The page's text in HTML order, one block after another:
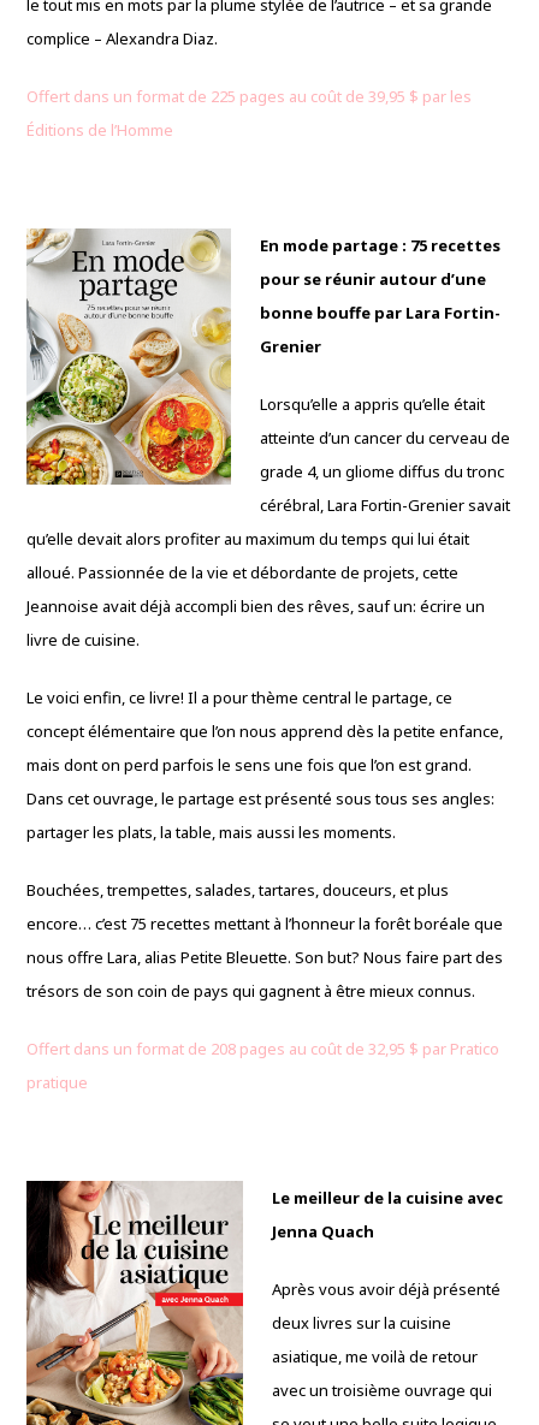
le tout mis en mots par la plume stylée de l’autrice – et sa grande
complice – Alexandra Diaz.
Offert dans un format de 225 pages au coût de 39,95 $ par les
Éditions de l’Homme
En mode partage : 75 recettes
pour se réunir autour d’une
bonne bouffe par Lara Fortin-
Grenier
Lorsqu’elle a appris qu’elle était
atteinte d’un cancer du cerveau de
grade 4, un gliome diffus du tronc
cérébral, Lara Fortin-Grenier savait
qu’elle devait alors profiter au maximum du temps qui lui était
alloué. Passionnée de la vie et débordante de projets, cette
Jeannoise avait déjà accompli bien des rêves, sauf un: écrire un
livre de cuisine.
Le voici enfin, ce livre! Il a pour thème central le partage, ce
concept élémentaire que l’on nous apprend dès la petite enfance,
mais dont on perd parfois le sens une fois que l’on est grand.
Dans cet ouvrage, le partage est présenté sous tous ses angles:
partager les plats, la table, mais aussi les moments.
Bouchées, trempettes, salades, tartares, douceurs, et plus
encore… c’est 75 recettes mettant à l’honneur la forêt boréale que
nous offre Lara, alias Petite Bleuette. Son but? Nous faire part des
trésors de son coin de pays qui gagnent à être mieux connus.
Offert dans un format de 208 pages au coût de 32,95 $ par Pratico
pratique
Le meilleur de la cuisine avec
Jenna Quach
Après vous avoir déjà présenté
deux livres sur la cuisine
asiatique, me voilà de retour
avec un troisième ouvrage qui